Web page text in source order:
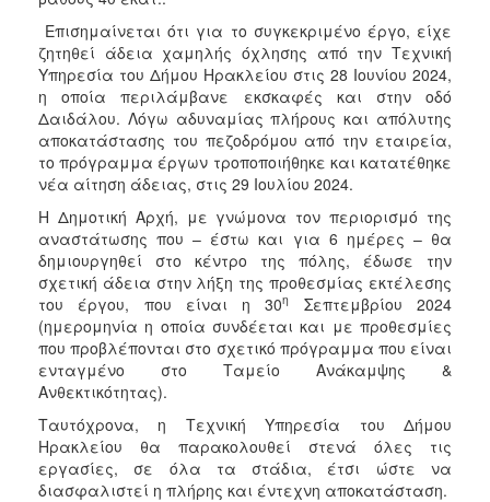
2013
2012
2011
2010
2006
ΤΟΠΟΣ
ΠΟΛΙΤΙΣΜΟΣ
ΑΝΘΕΚΤΙΚΗ
ΠΟΛΗ
Επισημαίνεται ότι για το συγκεκριμένο έργο, είχε
ζητηθεί άδεια χαμηλής όχλησης από την Τεχνική
Υπηρεσία του Δήμου Ηρακλείου στις 28 Ιουνίου 2024,
η οποία περιλάμβανε εκσκαφές και στην οδό
Δαιδάλου. Λόγω αδυναμίας πλήρους και απόλυτης
αποκατάστασης του πεζοδρόμου από την εταιρεία,
το πρόγραμμα έργων τροποποιήθηκε και κατατέθηκε
νέα αίτηση άδειας, στις 29 Ιουλίου 2024.
Η Δημοτική Αρχή, με γνώμονα τον περιορισμό της
αναστάτωσης που – έστω και για 6 ημέρες – θα
δημιουργηθεί στο κέντρο της πόλης, έδωσε την
σχετική άδεια στην λήξη της προθεσμίας εκτέλεσης
του έργου, που είναι η 30η
Σεπτεμβρίου 2024
(ημερομηνία η οποία συνδέεται και με προθεσμίες
που προβλέπονται στο σχετικό πρόγραμμα που είναι
ενταγμένο στο Ταμείο Ανάκαμψης &
Ανθεκτικότητας).
Ταυτόχρονα, η Τεχνική Υπηρεσία του Δήμου
Ηρακλείου θα παρακολουθεί στενά όλες τις
εργασίες, σε όλα τα στάδια, έτσι ώστε να
διασφαλιστεί η πλήρης και έντεχνη αποκατάσταση.